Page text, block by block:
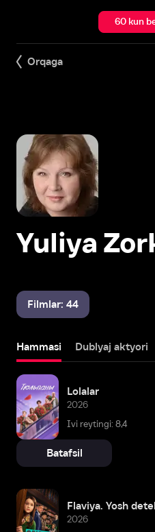
60 kun
Orqaga
Yuliya
Filmlar: 44
Hammasi Dublyaj aktyori
Lolalar
2026
Ivi reytingi: 8,4
Batafsil
Flaviya. Yosh
2026